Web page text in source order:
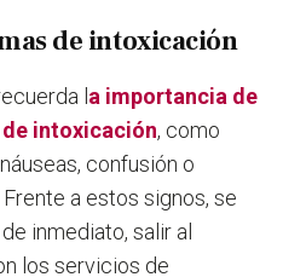
de intoxicación
l a importancia de
intoxicación, como
confusión o
a estos signos, se
inmediato, salir al
los servicios de